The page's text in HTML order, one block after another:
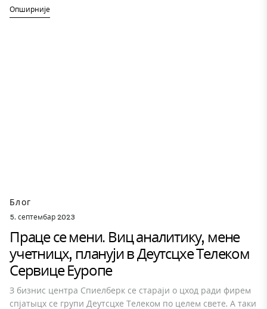
Опширније
Блог
5. септембар 2023
Праце се мени. Виц аналитику, мене
учетницх, плануји в Деутсцхе Телеком
Сервице Еуропе
З бизнис центра Спиелберк се стараји о цход ради фирем
спјатыцх се групи Деутсцхе Телеком по целем свете. А таки